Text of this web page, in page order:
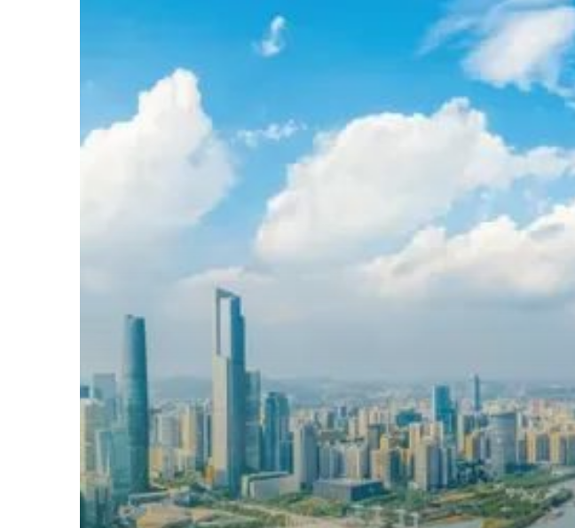
Hit enter to search or ESC to close